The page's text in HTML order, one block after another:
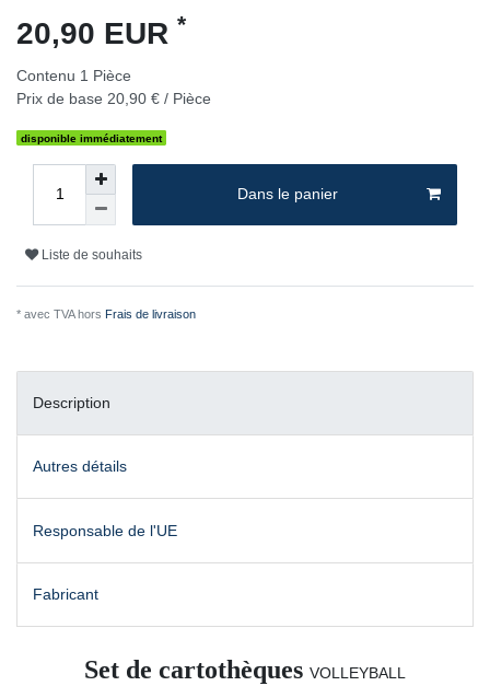
20,90 EUR *
Contenu 1 Pièce
Prix de base 20,90 € / Pièce
disponible immédiatement
Dans le panier
Liste de souhaits
* avec TVA hors Frais de livraison
Description
Autres détails
Responsable de l'UE
Fabricant
Set de cartothèques VOLLEYBALL